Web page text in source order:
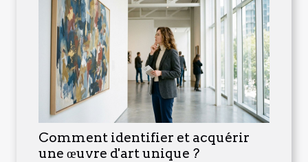
Comment identifier et acquérir
une œuvre d'art unique ?